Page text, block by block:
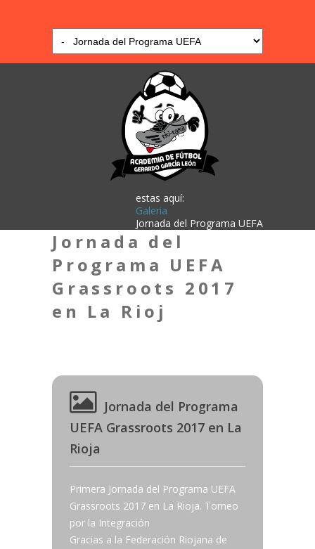
estas aquí:
Galeria
Jornada del Programa UEFA
Jornada del
Programa UEFA
Grassroots 2017
en La Rioj
Jornada del Programa
UEFA Grassroots 2017 en La
Rioja
Primera Jornada del Programa UEFA
Grassroots 2017 en La Rioja. Torneo
por la Integración
Gracias a la Federación Riojana de